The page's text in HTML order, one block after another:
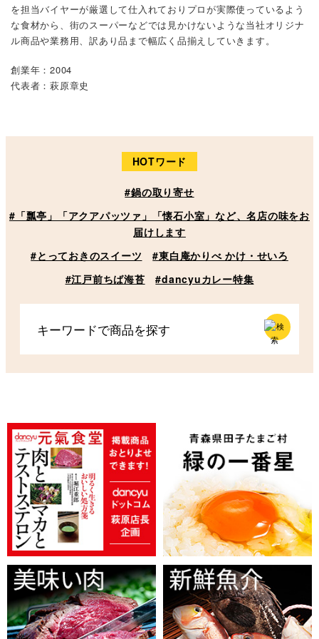
を担当バイヤーが厳選して仕入れておりプロが実際使っているよう
な食材から、街のスーパーなどでは見かけないような当社オリジナ
ル商品や業務用、訳あり品まで幅広く品揃えしていきます。
創業年：2004
代表者：萩原章史
HOTワード
#鍋の取り寄せ
#「瓢亭」「アクアパッツァ」「懐石小室」など、名店の味をお
届けします
#とっておきのスイーツ
#東白庵かりべ かけ・せいろ
#江戸前ちば海苔
#dancyuカレー特集